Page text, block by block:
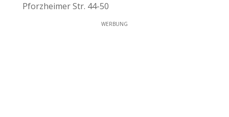
Pforzheimer Str. 44-50
WERBUNG